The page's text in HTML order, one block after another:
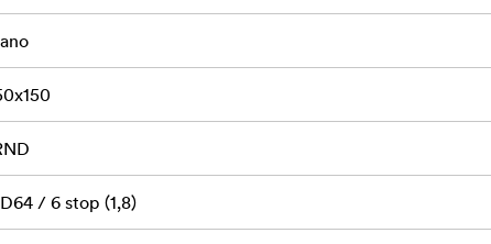
/ 6 stop (1,8)